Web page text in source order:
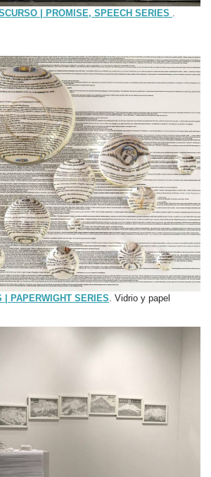
| PROMISE, SPEECH SERIES
PAPERWIGHT SERIES. Vidrio y papel